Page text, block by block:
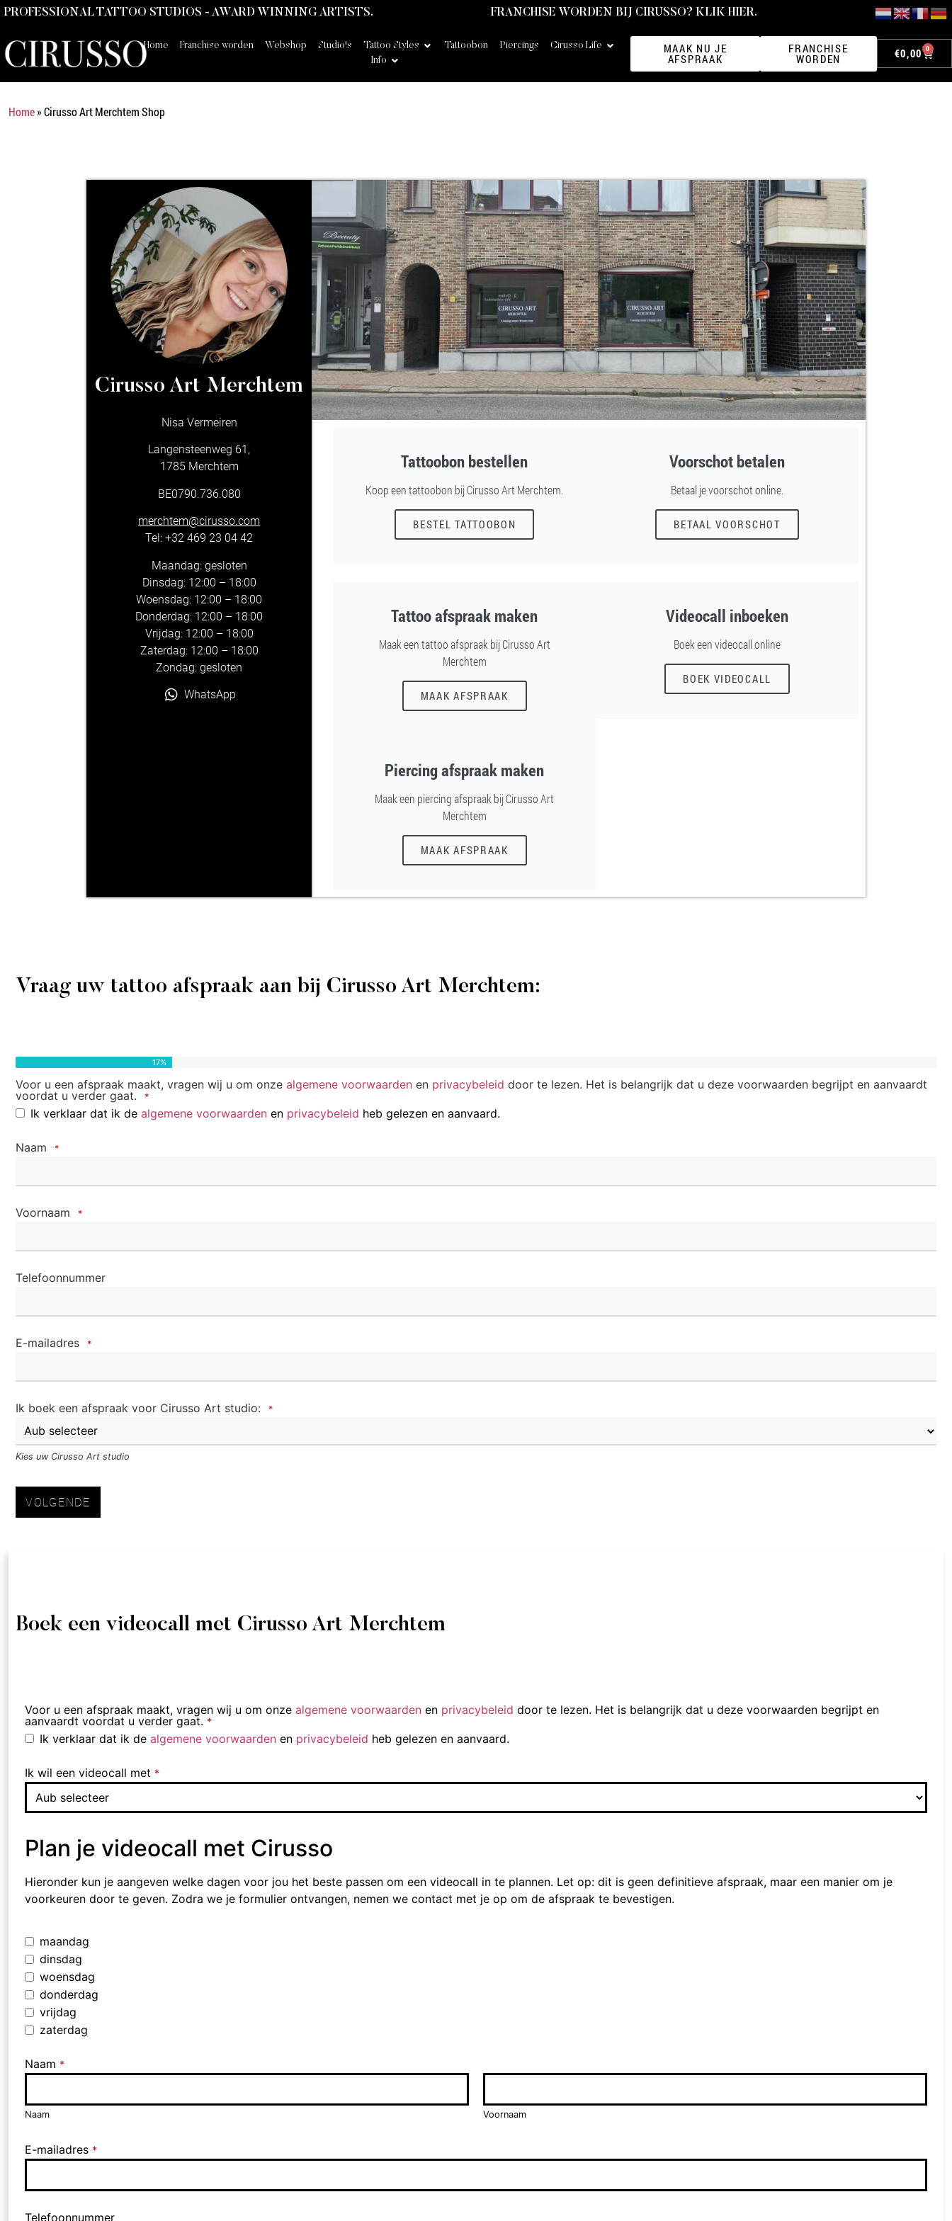
PROFESSIONAL TATTOO STUDIOS - AWARD WINNING ARTISTS. FRANCHISE WORDEN BIJ CIRUSSO? KLIK HIER.
Home Franchise worden Webshop Studio's Tattoo Styles Tattoobon Piercings
Cirusso Life
Info
MAAK NU JE
AFSPRAAK
FRANCHISE
WORDEN €0,00 0
Home»Cirusso Art Merchtem Shop
Cirusso Art Merchtem
Nisa Vermeiren
Langensteenweg 61,
1785 Merchtem
BE0790.736.080
merchtem@cirusso.com
Tel:+32 469 23 04 42
Maandag: gesloten
Dinsdag: 12:00 – 18:00
Woensdag: 12:00 – 18:00
Donderdag: 12:00 – 18:00
Vrijdag: 12:00 – 18:00
Zaterdag: 12:00 – 18:00
Zondag: gesloten
WhatsApp
Tattoobon bestellen
Koop een tattoobon bij Cirusso Art Merchtem.
BESTEL TATTOOBON
Voorschot betalen
Betaal je voorschot online.
BETAAL VOORSCHOT
Tattoo afspraak maken
Maak een tattoo afspraak bij Cirusso Art
Merchtem
MAAK AFSPRAAK
Videocall inboeken
Boek een videocall online
BOEK VIDEOCALL
Piercing afspraak maken
Maak een piercing afspraak bij Cirusso Art
Merchtem
MAAK AFSPRAAK
Vraag uw tattoo afspraak aan bij Cirusso Art Merchtem:
17%
Voor u een afspraak maakt, vragen wij u om onze algemene voorwaarden en privacybeleid door te lezen. Het is belangrijk dat u deze voorwaarden begrijpt en aanvaardt
voordat u verder gaat.
*
Ik verklaar dat ik de algemene voorwaarden en privacybeleid heb gelezen en aanvaard.
Naam *
Voornaam *
Telefoonnummer
E-mailadres *
Ik boek een afspraak voor Cirusso Art studio: *
Kies uw Cirusso Art studio
VOLGENDE
Boek een videocall met Cirusso Art Merchtem
Voor u een afspraak maakt, vragen wij u om onze algemene voorwaarden en privacybeleid door te lezen. Het is belangrijk dat u deze voorwaarden begrijpt en
aanvaardt voordat u verder gaat. *
Ik verklaar dat ik de algemene voorwaarden en privacybeleid heb gelezen en aanvaard.
Ik wil een videocall met *
Plan je videocall met Cirusso
Hieronder kun je aangeven welke dagen voor jou het beste passen om een videocall in te plannen. Let op: dit is geen definitieve afspraak, maar een manier om je
voorkeuren door te geven. Zodra we je formulier ontvangen, nemen we contact met je op om de afspraak te bevestigen.
maandag
dinsdag
woensdag
donderdag
vrijdag
zaterdag
Naam *
Naam Voornaam
E-mailadres *
Telefoonnummer